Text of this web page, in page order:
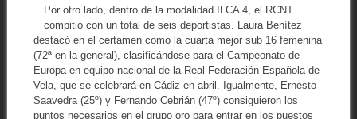
Por otro lado, dentro de la modalidad ILCA 4, el RCNT
compitió con un total de seis deportistas. Laura Benítez
destacó en el certamen como la cuarta mejor sub 16 femenina
(72ª en la general), clasificándose para el Campeonato de
Europa en equipo nacional de la Real Federación Española de
Vela, que se celebrará en Cádiz en abril. Igualmente, Ernesto
Saavedra (25º) y Fernando Cebrián (47º) consiguieron los
puntos necesarios en el grupo oro para entrar en los puestos